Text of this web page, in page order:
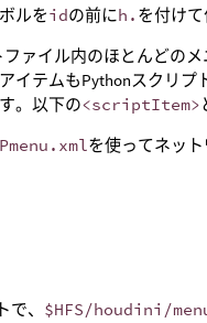
ルをidの前にh. を付けて
ァイル内のほとんどの
イテムもPythonスクリ
。以下の<scriptItem>
を使ってネッ
、 $HFS/houdini/